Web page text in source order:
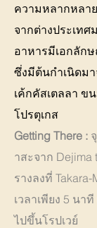
ความหลากหลา
จากต่างประเทศ
อาหารมีเอกลัก
ซึ่งมีต้นกำเนิดม
เค้กคัสเตลลา ข
โปรตุเกส
Getting There :
าสะจาก Dejima
รางลงที่
เวลาเพียง 5 นา
ไปขึ้นโรปเวย์